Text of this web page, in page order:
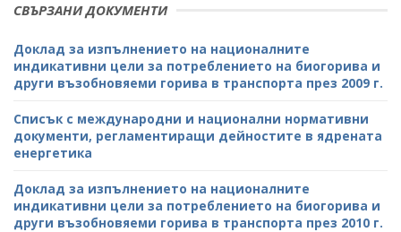
СВЪРЗАНИ ДОКУМЕНТИ
Доклад за изпълнението на националните
индикативни цели за потреблението на биогорива и
други възобновяеми горива в транспорта през 2009 г.
Списък с международни и национални нормативни
документи, регламентиращи дейностите в ядрената
енергетика
Доклад за изпълнението на националните
индикативни цели за потреблението на биогорива и
други възобновяеми горива в транспорта през 2010 г.